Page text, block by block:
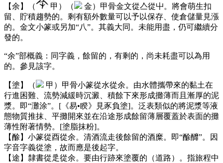
【余】（ 甲）（
金）甲骨金文從亼從屮。將會萌生扣
留、貯積趨勢的。剩有額外數量可以予以保存、使倉儲量見漲
的。金文小篆或另加“八”。其義大同。未能用盡，仍可繼續分
發的。
“余”部概義：同字義，餘留的，有剩的，尚未耗盡可以為用
的。參見該字。
【塗】（
甲）甲骨小篆從水從余。由水體攜帶來的黏土在
行進困難、流勢減緩時沉澱、積餘下來形成攤薄而且漸厚的泥
漿。即“灘涂”。[《易•睽》見豕負塗]。泛表類似的將泥漿等液
態物質推抹、平攤開來並在沿途形成餘留薄層覆蓋於表面的攤
薄性附著情勢。[塗脂抹粉]。
【酴】小篆從酉從余。清酒流走後餘留的酒糜。即“酴釄”。因
字音字義從塗，故而應是後起字。
【途】隸書從辵從余。要由行跡來塗覆的（道路）。指旅程中